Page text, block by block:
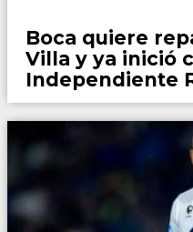
Boca quiere
Villa y ya inició
Independiente